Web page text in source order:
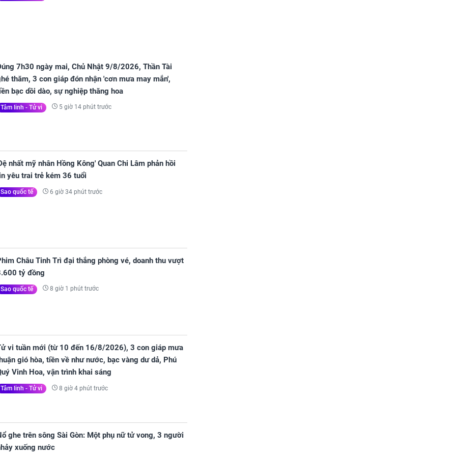
7h30 ngày mai, Chủ Nhật 9/8/2026, Thần Tài
thăm, 3 con giáp đón nhận 'cơn mưa may mắn',
bạc dồi dào, sự nghiệp thăng hoa
Tâm linh - Tử vi 5 giờ 14 phút trước
nhất mỹ nhân Hồng Kông' Quan Chi Lâm phản hồi
yêu trai trẻ kém 36 tuổi
Sao quốc tế 6 giờ 34 phút trước
Châu Tinh Trì đại thắng phòng vé, doanh thu vượt
tỷ đồng
Sao quốc tế 8 giờ 1 phút trước
vi tuần mới (từ 10 đến 16/8/2026), 3 con giáp mưa
gió hòa, tiền về như nước, bạc vàng dư dả, Phú
Vinh Hoa, vận trình khai sáng
ghe trên sông Sài Gòn: Một phụ nữ tử vong, 3 người